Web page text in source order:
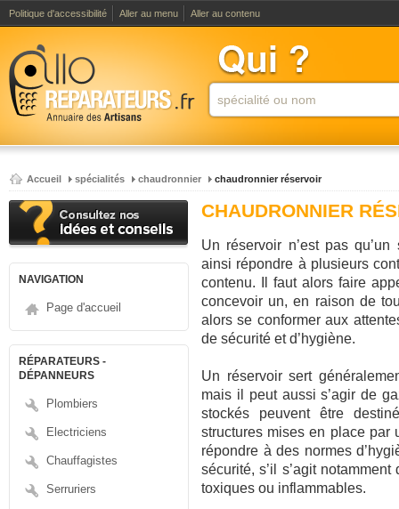
Politique d'accessibilité Aller au menu Aller au contenu
Accueil spécialités chaudronnier chaudronnier réservoir
NAVIGATION
Page d'accueil
RÉPARATEURS -
DÉPANNEURS
Plombiers
Electriciens
Chauffagistes
Serruriers
CHAUDRONNIER
Un réservoir n’est pas
ainsi répondre à plusieurs
contenu. Il faut alors faire
concevoir un, en raison de
alors se conformer aux
de sécurité et d’hygiène.
Un réservoir sert
mais il peut aussi s’agir de
stockés peuvent être
structures mises en place par
répondre à des normes
sécurité, s’il s’agit
toxiques ou inflammables.